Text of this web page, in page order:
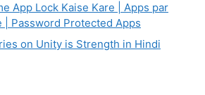
App Lock Kaise Kare | Apps par
| Password Protected Apps
on Unity is Strength in Hindi